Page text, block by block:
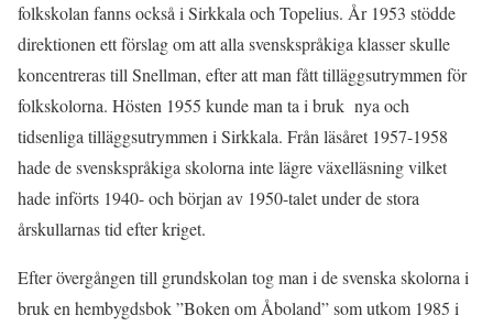
folkskolan fanns också i Sirkkala och Topelius. År 1953 stödde
direktionen ett förslag om att alla svenskspråkiga klasser skulle
koncentreras till Snellman, efter att man fått tilläggsutrymmen för
folkskolorna. Hösten 1955 kunde man ta i bruk nya och
tidsenliga tilläggsutrymmen i Sirkkala. Från läsåret 1957-1958
hade de svenskspråkiga skolorna inte lägre växelläsning vilket
hade införts 1940- och början av 1950-talet under de stora
årskullarnas tid efter kriget.
Efter övergången till grundskolan tog man i de svenska skolorna i
bruk en hembygdsbok ”Boken om Åboland” som utkom 1985 i